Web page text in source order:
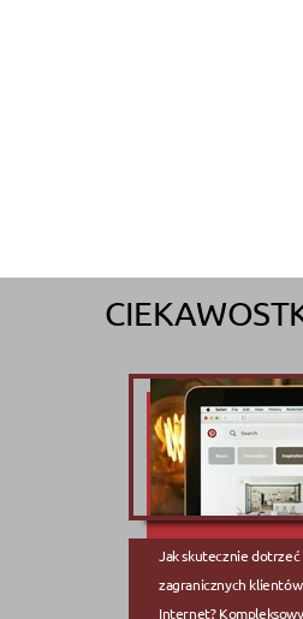
Jak skutecznie dotrzeć
zagranicznych
Internet? Kompleksowy